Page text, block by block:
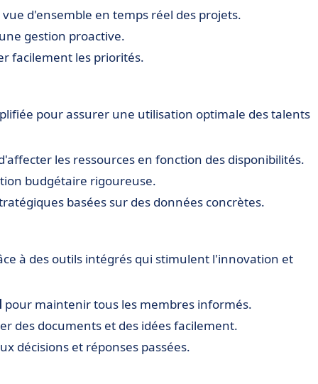
d'ensemble en temps réel des projets.
gestion proactive.
facilement les priorités.
pour assurer une utilisation optimale des talents
les ressources en fonction des disponibilités.
budgétaire rigoureuse.
basées sur des données concrètes.
à des outils intégrés qui stimulent l'innovation et
pour maintenir tous les membres informés.
des documents et des idées facilement.
décisions et réponses passées.